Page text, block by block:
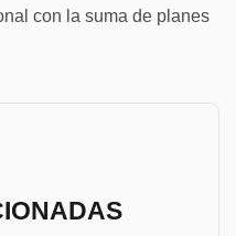
con la suma de planes